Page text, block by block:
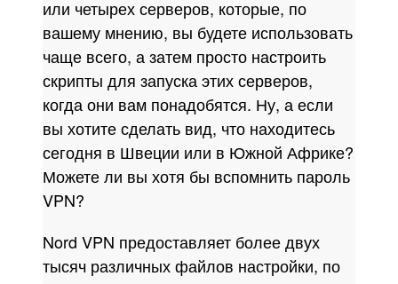
или четырех серверов, которые, по
вашему мнению, вы будете использовать
чаще всего, а затем просто настроить
скрипты для запуска этих серверов,
когда они вам понадобятся. Ну, а если
вы хотите сделать вид, что находитесь
сегодня в Швеции или в Южной Африке?
Можете ли вы хотя бы вспомнить пароль
VPN?
Nord VPN предоставляет более двух
тысяч различных файлов настройки, по